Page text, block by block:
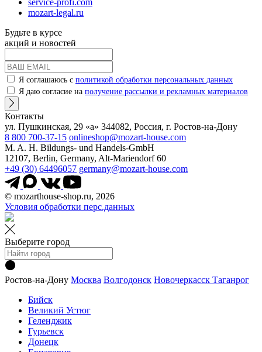
service-profi.com
mozart-legal.ru
Будьте в курсе
акций и новостей
Я соглашаюсь с политикой обработки персональных данных
Я даю согласие на получение рассылки и рекламных материалов
Контакты
ул. Пушкинская, 29 «а» 344082, Россия, г. Ростов-на-Дону
8 800 700-37-15 onlineshop@mozart-house.com
M. A. H. Bildungs- und Handels-GmbH
12107, Berlin, Germany, Alt-Mariendorf 60
+49 (30) 64496057 germany@mozart-house.com
© mozarthouse-shop.ru, 2026
Условия обработки перс.данных
Выберите город
Ростов-на-Дону Москва Волгодонск Новочеркасск Таганрог
Бийск
Великий Устюг
Геленджик
Гурьевск
Донецк